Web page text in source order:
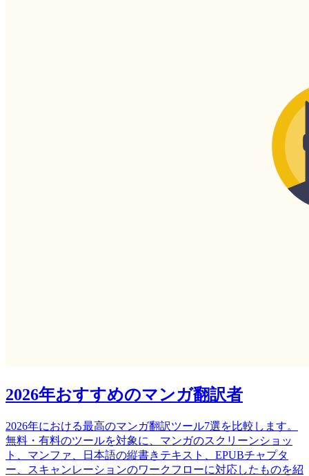
2026年おすすめのマンガ翻訳者
2026年における最高のマンガ翻訳ツール7選を比較します。
無料・有料のツールを対象に、マンガのスクリーンショッ
ト、マンファ、日本語の縦書きテキスト、EPUBチャプタ
ー、スキャンレーションのワークフローに対応したものを紹